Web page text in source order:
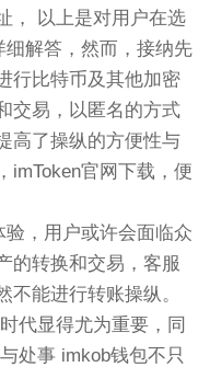
， 以上是对用户在选
解答，然而，接纳先
行比特币及其他加密
交易，以匿名的方式
高了操纵的方便性与
imToken官网下载，便
，用户或许会面临众
的转换和交易，客服
不能进行转账操纵。
代显得尤为重要，同
处事 imkob钱包不只